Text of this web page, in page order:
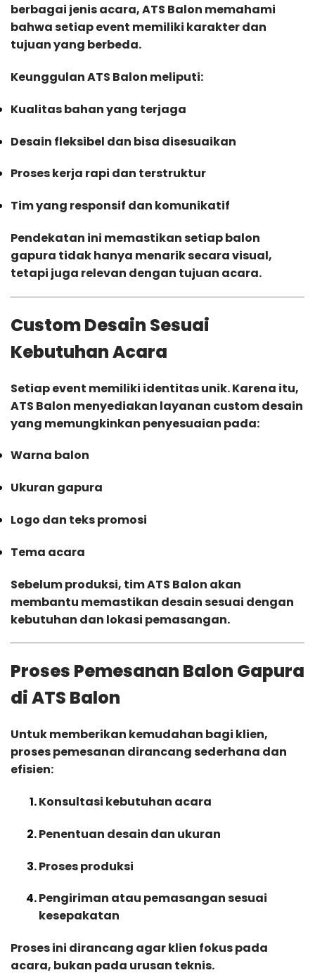
berbagai jenis acara, ATS Balon memahami
bahwa setiap event memiliki karakter dan
tujuan yang berbeda.
Keunggulan ATS Balon meliputi:
Kualitas bahan yang terjaga
Desain fleksibel dan bisa disesuaikan
Proses kerja rapi dan terstruktur
Tim yang responsif dan komunikatif
Pendekatan ini memastikan setiap balon
gapura tidak hanya menarik secara visual,
tetapi juga relevan dengan tujuan acara.
Custom Desain Sesuai
Kebutuhan Acara
Setiap event memiliki identitas unik. Karena itu,
ATS Balon menyediakan layanan custom desain
yang memungkinkan penyesuaian pada:
Warna balon
Ukuran gapura
Logo dan teks promosi
Tema acara
Sebelum produksi, tim ATS Balon akan
membantu memastikan desain sesuai dengan
kebutuhan dan lokasi pemasangan.
Proses Pemesanan Balon Gapura
di ATS Balon
Untuk memberikan kemudahan bagi klien,
proses pemesanan dirancang sederhana dan
efisien:
Konsultasi kebutuhan acara
Penentuan desain dan ukuran
Proses produksi
Pengiriman atau pemasangan sesuai
kesepakatan
Proses ini dirancang agar klien fokus pada
acara, bukan pada urusan teknis.